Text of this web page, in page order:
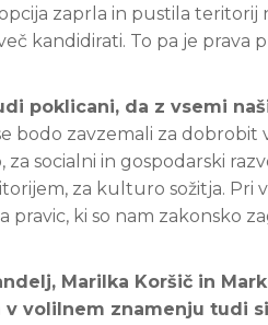
zaprla in pustila
kandidirati. To pa je prava
poklicani, da z vsemi
bodo zavzemali za dobrobit
socialni in gospodarski
za kulturo sožitja. Pri
pravic, ki so nam zakonsko
Marilka Koršič in
v volilnem znamenju tudi